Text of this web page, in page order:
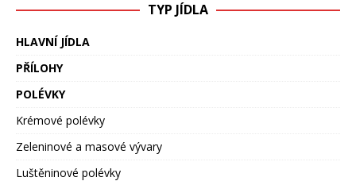
TYP JÍDLA
HLAVNÍ JÍDLA
PŘÍLOHY
POLÉVKY
Krémové polévky
Zeleninové a masové vývary
Luštěninové polévky